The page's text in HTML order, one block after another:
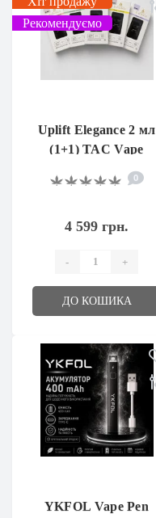
Рекомендуємо
Uplift Elegance 2 мл
(1+1) TAC Vape
0
4 599 грн.
- +
ДО КОШИКА
YKFOL Vape Pen